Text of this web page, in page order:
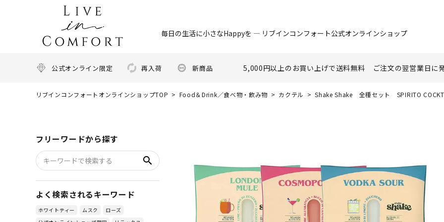
毎日の生活に小さなHappyを ― リブインコンフォート公式オンラインショップ
公式オンライン限定 再入荷 新商品 5,000円以上のお買い上げで送料無料 ご注文の翌営業日に
リブインコンフォートオンラインショップTOP Food＆Drink／食べ物・飲み物 カクテル Shake Shake 全種セット SPIRITO
フリーワードから探す
search
よく検索されるキーワード
ホワイトティー ムスク
ローズ